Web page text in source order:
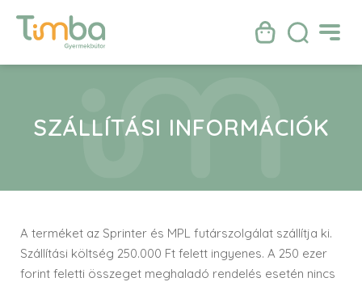
SZÁLLÍTÁSI INFORMÁCIÓK
A terméket az Sprinter és MPL futárszolgálat szállítja ki.
Szállítási költség 250.000 Ft felett ingyenes. A 250 ezer
forint feletti összeget meghaladó rendelés esetén nincs